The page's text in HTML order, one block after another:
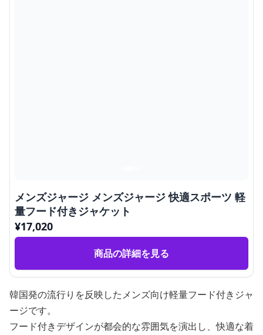
メンズジャージ メンズジャージ 快適スポーツ 軽
量フード付きジャケット
¥17,020
商品の詳細を見る
韓国発の流行りを反映したメンズ向け軽量フード付きジャ
ージです。
フード付きデザインが都会的な雰囲気を演出し、快適な着